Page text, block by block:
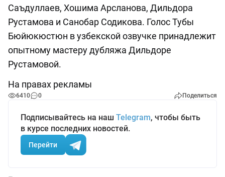
Саъдуллаев, Хошима Арсланова, Дильдора
Рустамова и Санобар Содикова. Голос Тубы
Бюйюкюстюн в узбекской озвучке принадлежит
опытному мастеру дубляжа Дильдоре
Рустамовой.
На правах рекламы
6410 0 Поделиться
Подписывайтесь на наш Telegram, чтобы быть
в курсе последних новостей.
Перейти